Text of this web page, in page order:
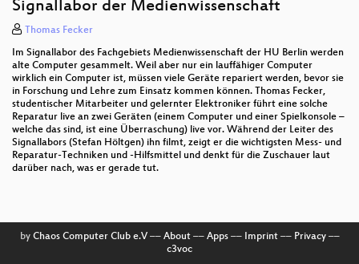
Diskettenlaufwerke am Beispiel der Commodore
Die Geschichte von Open-Source-Software
DOjS
Eröffnungsveranstaltung
Signallabor der Medienwissenschaft
Thomas Fecker
Im Signallabor des Fachgebiets Medienwissenschaft der HU Berlin werden
alte Computer gesammelt. Weil aber nur ein lauffähiger Computer
wirklich ein Computer ist, müssen viele Geräte repariert werden, bevor sie
in Forschung und Lehre zum Einsatz kommen können. Thomas Fecker,
studentischer Mitarbeiter und gelernter Elektroniker führt eine solche
Reparatur live an zwei Geräten (einem Computer und einer Spielkonsole –
welche das sind, ist eine Überraschung) live vor. Während der Leiter des
Signallabors (Stefan Höltgen) ihn filmt, zeigt er die wichtigsten Mess- und
Reparatur-Techniken und -Hilfsmittel und denkt für die Zuschauer laut
darüber nach, was er gerade tut.
by Chaos Computer Club e.V–– About–– Apps–– Imprint–– Privacy––
c3voc